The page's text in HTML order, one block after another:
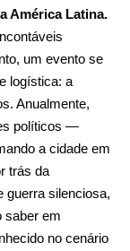
América Latina.
um evento se
logística: a
Anualmente,
políticos —
a cidade em
trás da
guerra silenciosa,
saber em
no cenário